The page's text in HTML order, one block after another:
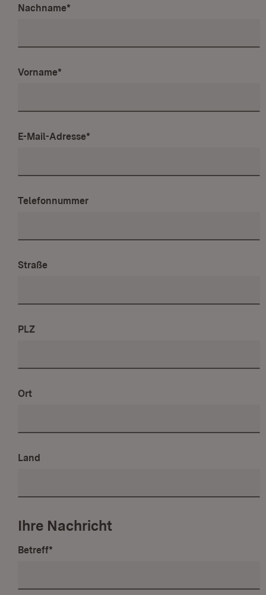
Nachname*
Vorname*
E-Mail-Adresse*
Telefonnummer
Straße
PLZ
Ort
Land
Ihre Nachricht
Betreff*